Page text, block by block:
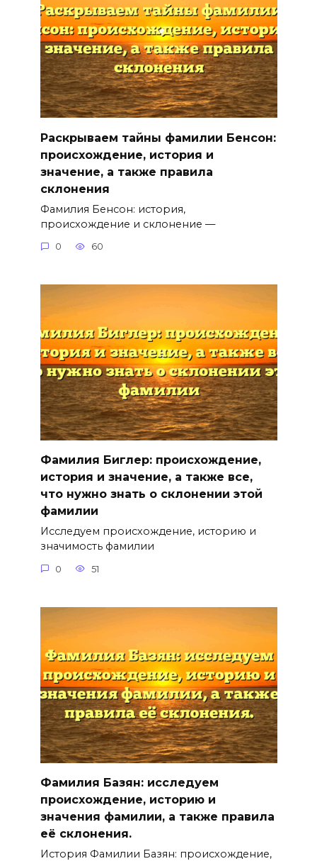
Раскрываем тайны фамилии Бенсон:
происхождение, история и
значение, а также правила
склонения
Фамилия Бенсон: история,
происхождение и склонение —
0 60
Фамилия Биглер: происхождение,
история и значение, а также все,
что нужно знать о склонении этой
фамилии
Исследуем происхождение, историю и
значимость фамилии
0 51
Фамилия Базян: исследуем
происхождение, историю и
значения фамилии, а также правила
её склонения.
История Фамилии Базян: происхождение,